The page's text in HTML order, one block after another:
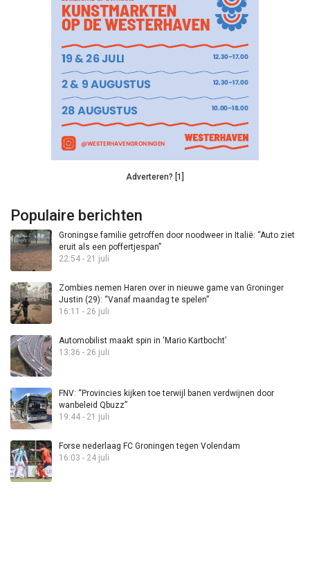
Adverteren? [1]
Populaire berichten
Groningse familie getroffen door noodweer in Italië: “Auto ziet
eruit als een poffertjespan”
22:54 - 21 juli
Zombies nemen Haren over in nieuwe game van Groninger
Justin (29): “Vanaf maandag te spelen”
16:11 - 26 juli
Automobilist maakt spin in ‘Mario Kartbocht’
13:36 - 26 juli
FNV: “Provincies kijken toe terwijl banen verdwijnen door
wanbeleid Qbuzz”
19:44 - 21 juli
Forse nederlaag FC Groningen tegen Volendam
16:03 - 24 juli